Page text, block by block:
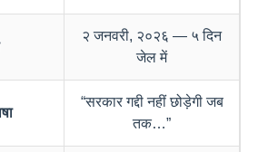
२ जनवरी, २०२६ — ५ दिन
जेल में
“सरकार गद्दी नहीं छोड़ेगी जब
तक…”